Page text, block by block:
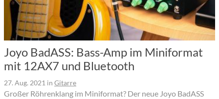
Joyo BadASS: Bass-Amp im Miniformat
mit 12AX7 und Bluetooth
27. Aug. 2021 in Gitarre
Großer Röhrenklang im Miniformat? Der neue Joyo BadASS